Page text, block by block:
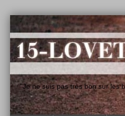
"Je ne suis pas très bon sur les